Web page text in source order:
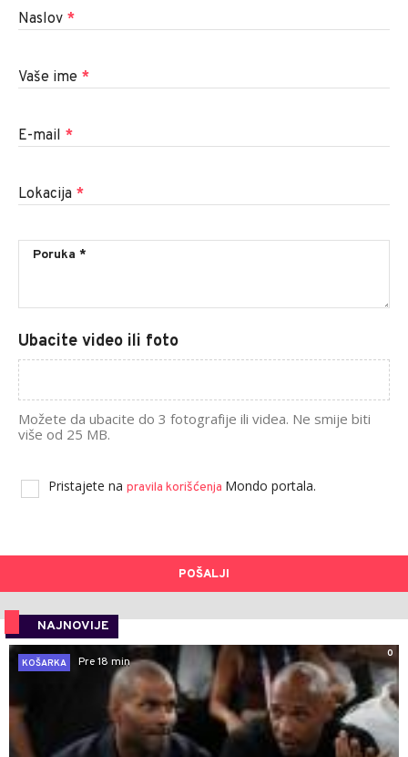
Naslov *
Vaše ime *
E-mail *
Lokacija *
Ubacite video ili foto
Možete da ubacite do 3 fotografije ili videa. Ne smije biti
više od 25 MB.
Pristajete na pravila korišćenja Mondo portala.
POŠALJI
NAJNOVIJE
0
KOŠARKA
Pre 18 min